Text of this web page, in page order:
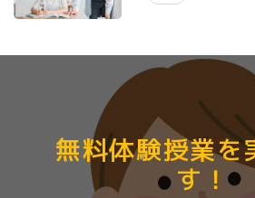
無料体験授業を
す！